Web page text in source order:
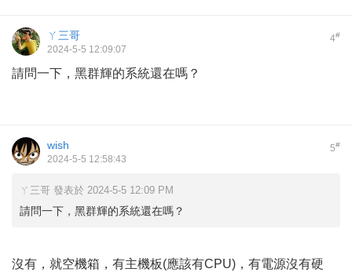
4#
ㄚ三哥
2024-5-5 12:09:07
請問一下，黑群輝的系統還在嗎？
5#
wish
2024-5-5 12:58:43
ㄚ三哥 發表於 2024-5-5 12:09 PM
請問一下，黑群輝的系統還在嗎？
沒有，就空機箱，有主機板(應該有CPU)，有電源沒有硬